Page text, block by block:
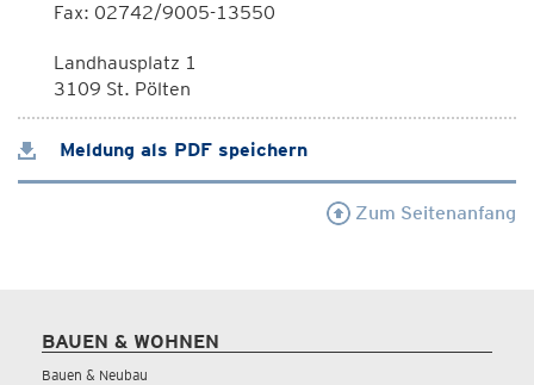
Fax: 02742/9005-13550
Landhausplatz 1
3109 St. Pölten
Meldung als PDF speichern
Zum Seitenanfang
BAUEN & WOHNEN
Bauen & Neubau